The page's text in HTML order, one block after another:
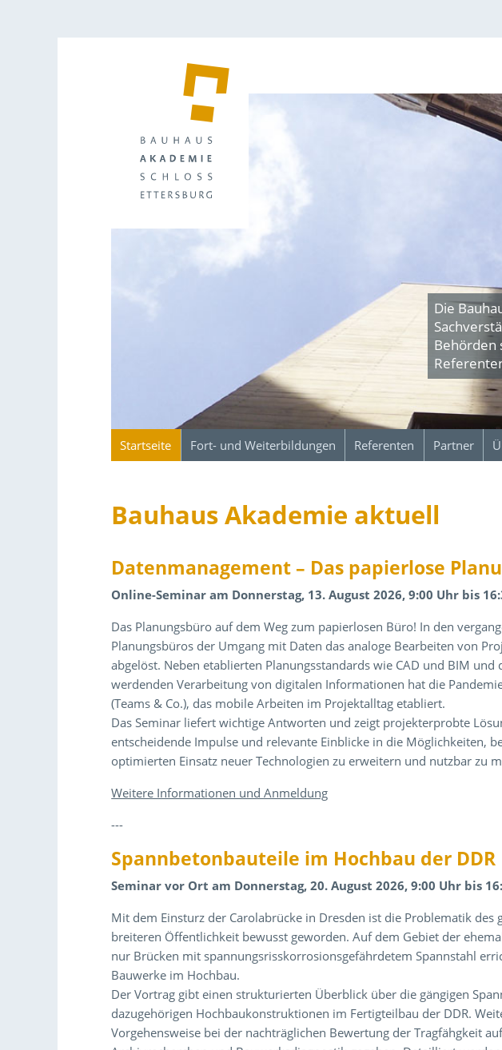
Die
Behörden
Startseite Fort- und Weiterbildungen Referenten Partner
Bauhaus Akademie aktuell
Datenmanagement – Das papierlose
Online-Seminar am Donnerstag, 13. August 2026, 9:00 Uhr bis
Das Planungsbüro auf dem Weg zum papierlosen Büro! In den
Planungsbüros der Umgang mit Daten das analoge Bearbeiten von
abgelöst. Neben etablierten Planungsstandards wie CAD und BIM
werdenden Verarbeitung von digitalen Informationen hat die
(Teams & Co.), das mobile Arbeiten im Projektalltag etabliert.
Das Seminar liefert wichtige Antworten und zeigt projekterprobte
entscheidende Impulse und relevante Einblicke in die Möglichkeiten,
optimierten Einsatz neuer Technologien zu erweitern und nutzbar zu
Weitere Informationen und Anmeldung
---
Spannbetonbauteile im Hochbau der DDR
Seminar vor Ort am Donnerstag, 20. August 2026, 9:00 Uhr bis
Mit dem Einsturz der Carolabrücke in Dresden ist die Problematik des
breiteren Öffentlichkeit bewusst geworden. Auf dem Gebiet der
nur Brücken mit spannungsrisskorrosionsgefährdetem Spannstahl
Bauwerke im Hochbau.
Der Vortrag gibt einen strukturierten Überblick über die gängigen
dazugehörigen Hochbaukonstruktionen im Fertigteilbau der DDR.
Vorgehensweise bei der nachträglichen Bewertung der Tragfähgkeit